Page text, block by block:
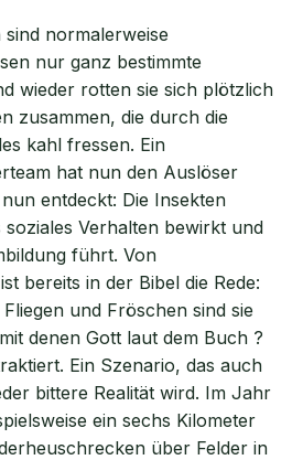
normalerweise
nur ganz bestimmte
wieder rotten sie sich plötzlich
zusammen, die durch die
kahl fressen. Ein
hat nun den Auslöser
entdeckt: Die Insekten
soziales Verhalten bewirkt und
führt. Von
bereits in der Bibel die Rede:
und Fröschen sind sie
denen Gott laut dem Buch ?
Ein Szenario, das auch
bittere Realität wird. Im Jahr
ein sechs Kilometer
über Felder in